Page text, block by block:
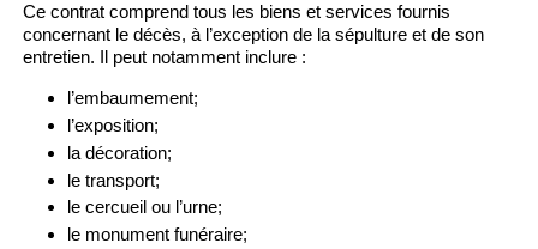
Ce contrat comprend tous les biens et services fournis
concernant le décès, à l’exception de la sépulture et de son
entretien. Il peut notamment inclure :
l’embaumement;
l’exposition;
la décoration;
le transport;
le cercueil ou l’urne;
le monument funéraire;